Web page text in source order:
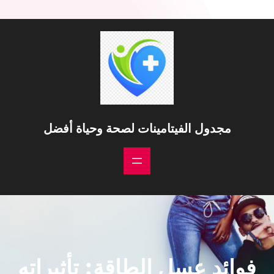
مجدول الفيتامينات لصحة وحياة أفضل
فوائد عسل الطاقة: تأثيراته